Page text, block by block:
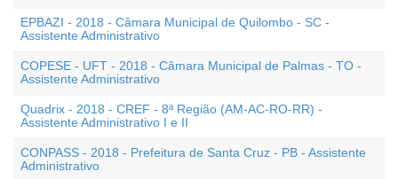
EPBAZI - 2018 - Câmara Municipal de Quilombo - SC -
Assistente Administrativo
COPESE - UFT - 2018 - Câmara Municipal de Palmas - TO -
Assistente Administrativo
Quadrix - 2018 - CREF - 8ª Região (AM-AC-RO-RR) -
Assistente Administrativo I e II
CONPASS - 2018 - Prefeitura de Santa Cruz - PB - Assistente
Administrativo